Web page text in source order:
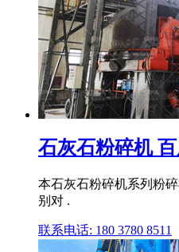
石灰石粉碎机
本石灰石粉碎机系列粉
别对 .
联系电话: 180 3780 8511